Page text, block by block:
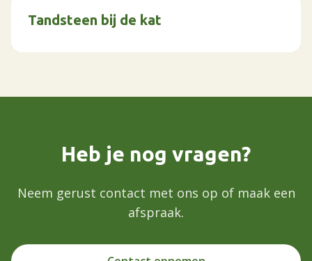
Tandsteen bij de kat
Heb je nog vragen?
Neem gerust contact met ons op of maak een
afspraak.